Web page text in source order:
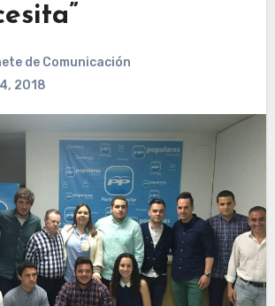
de Comunicación
2018